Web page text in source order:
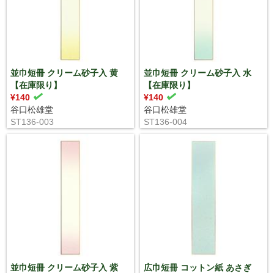
並巾短冊 クリーム砂子入 黄
【在庫限り】
¥140
谷口松雄堂
ST136-003
並巾短冊 クリーム砂子入 水
【在庫限り】
¥140
谷口松雄堂
ST136-004
並巾短冊 クリーム砂子入 紫
広巾短冊 コットン紙 あさぎ